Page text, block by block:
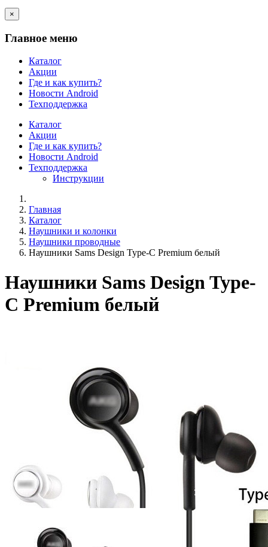
×
Главное меню
Каталог
Акции
Где и как купить?
Новости Android
Техподдержка
Каталог
Акции
Где и как купить?
Новости Android
Техподдержка
Инструкции
Главная
Каталог
Наушники и колонки
Наушники проводные
Наушники Sams Design Type-C Premium белый
Наушники Sams Design Type-
C Premium белый